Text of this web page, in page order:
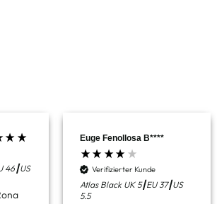
46┃US
Euge Fenollosa B****
Verifizierter Kunde
Atlas Black UK 5┃EU 37┃US
5.5